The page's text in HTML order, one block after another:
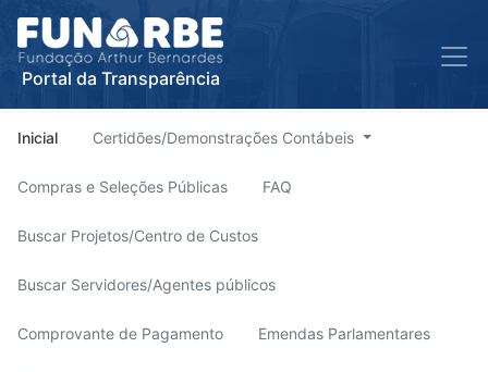
Portal da Transparência
Inicial Certidões/Demonstrações Contábeis
Compras e Seleções Públicas FAQ
Buscar Projetos/Centro de Custos
Buscar Servidores/Agentes públicos
Comprovante de Pagamento Emendas Parlamentares